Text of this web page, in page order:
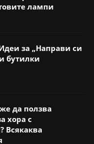
лампи
за „Направи си
бутилки
да ползва
хора с
Всякаква